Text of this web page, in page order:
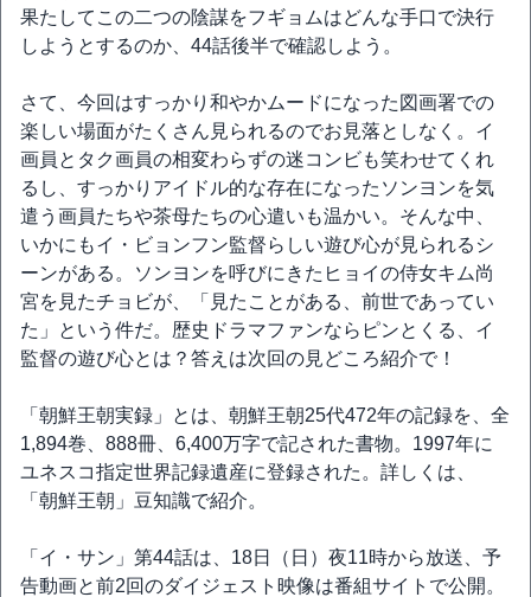
果たしてこの二つの陰謀をフギョムはどんな手口で決行
しようとするのか、44話後半で確認しよう。
さて、今回はすっかり和やかムードになった図画署での
楽しい場面がたくさん見られるのでお見落としなく。イ
画員とタク画員の相変わらずの迷コンビも笑わせてくれ
るし、すっかりアイドル的な存在になったソンヨンを気
遣う画員たちや茶母たちの心遣いも温かい。そんな中、
いかにもイ・ビョンフン監督らしい遊び心が見られるシ
ーンがある。ソンヨンを呼びにきたヒョイの侍女キム尚
宮を見たチョビが、「見たことがある、前世であってい
た」という件だ。歴史ドラマファンならピンとくる、イ
監督の遊び心とは？答えは次回の見どころ紹介で！
「朝鮮王朝実録」とは、朝鮮王朝25代472年の記録を、全
1,894巻、888冊、6,400万字で記された書物。1997年に
ユネスコ指定世界記録遺産に登録された。詳しくは、
「朝鮮王朝」豆知識で紹介。
「イ・サン」第44話は、18日（日）夜11時から放送、予
告動画と前2回のダイジェスト映像は番組サイトで公開。